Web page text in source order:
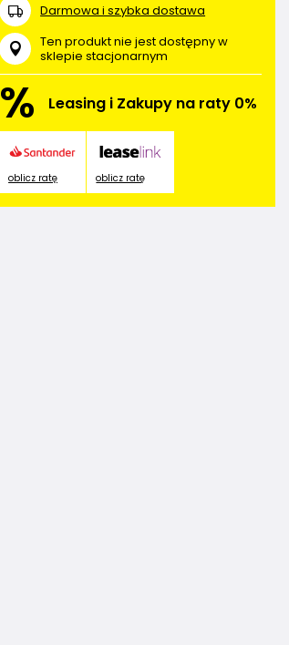
Darmowa i szybka dostawa
Ten produkt nie jest dostępny w
sklepie stacjonarnym
% Leasing i Zakupy na raty 0%
oblicz ratę oblicz ratę